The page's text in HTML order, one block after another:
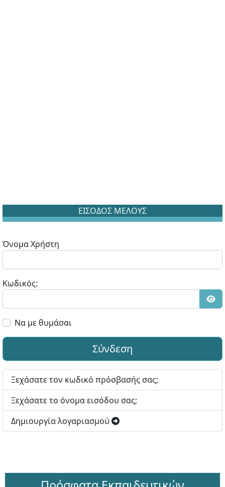
ΕΙΣΟΔΟΣ ΜΕΛΟΥΣ
Όνομα Χρήστη
Κωδικός:
Να με θυμάσαι
Σύνδεση
Ξεχάσατε τον κωδικό πρόσβασής σας;
Ξεχάσατε το όνομα εισόδου σας;
Δημιουργία λογαριασμού